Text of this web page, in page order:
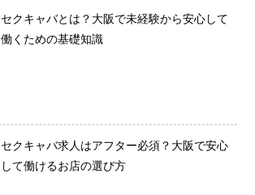
セクキャバとは？大阪で未経験から安心して
働くための基礎知識
セクキャバ求人はアフター必須？大阪で安心
して働けるお店の選び方